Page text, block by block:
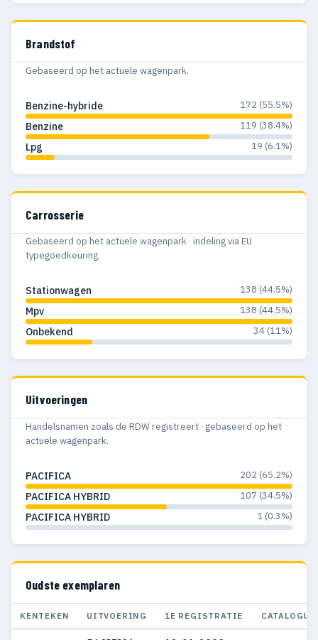
Brandstof
Gebaseerd op het actuele wagenpark.
Benzine-hybride 172 (55.5%)
Benzine 119 (38.4%)
Lpg 19 (6.1%)
Carrosserie
Gebaseerd op het actuele wagenpark · indeling via EU
typegoedkeuring.
Stationwagen 138 (44.5%)
Mpv 138 (44.5%)
Onbekend 34 (11%)
Uitvoeringen
Handelsnamen zoals de RDW registreert · gebaseerd op het
actuele wagenpark.
PACIFICA 202 (65.2%)
PACIFICA HYBRID 107 (34.5%)
PACIFICA HYBRID 1 (0.3%)
Oudste exemplaren
KENTEKEN UITVOERING 1E REGISTRATIE